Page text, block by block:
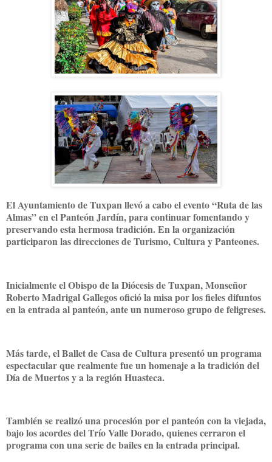
El Ayuntamiento de Tuxpan llevó a cabo el evento “Ruta de las
Almas” en el Panteón Jardín, para continuar fomentando y
preservando esta hermosa tradición. En la organización
participaron las direcciones de Turismo, Cultura y Panteones.
Inicialmente el Obispo de la Diócesis de Tuxpan, Monseñor
Roberto Madrigal Gallegos ofició la misa por los fieles difuntos
en la entrada al panteón, ante un numeroso grupo de feligreses.
Más tarde, el Ballet de Casa de Cultura presentó un programa
espectacular que realmente fue un homenaje a la tradición del
Día de Muertos y a la región Huasteca.
También se realizó una procesión por el panteón con la viejada,
bajo los acordes del Trío Valle Dorado, quienes cerraron el
programa con una serie de bailes en la entrada principal.